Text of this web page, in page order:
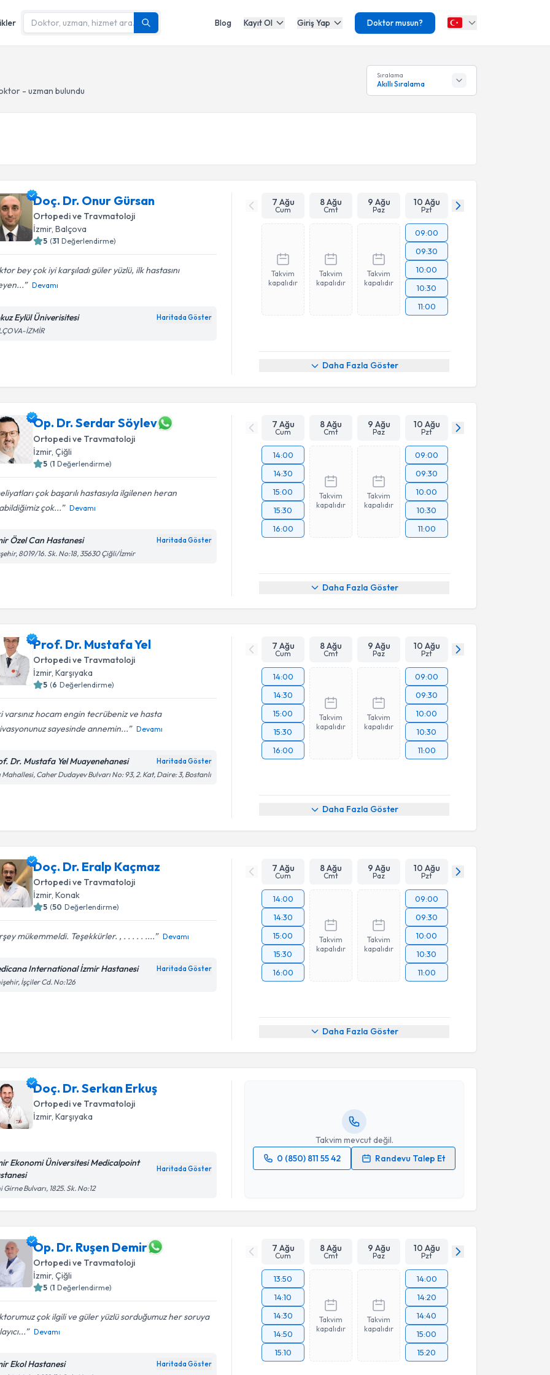
Blog Kayıt Ol Giriş Yap Doktor musun?
- uzman bulundu
Sıralama
Akıllı Sıralama
Doç. Dr. Onur Gürsan
Ortopedi ve Travmatoloji
İzmir, Balçova
5 (31 Değerlendirme)
bey çok iyi karşıladı güler yüzlü, ilk hastasını
Devamı
Eylül Üniverisitesi Haritada Göster
İZMİR
7 Ağu
Cum
8 Ağu
Cmt
9 Ağu
Paz
10 Ağu
Pzt
Takvim
kapalıdır
Takvim
kapalıdır
Takvim
kapalıdır
09:00
09:30
10:00
10:30
11:00
Daha Fazla Göster
Op. Dr. Serdar Söylev
Ortopedi ve Travmatoloji
İzmir, Çiğli
5 (1 Değerlendirme)
çok başarılı hastasıyla ilgilenen heran
çok...
Devamı
Özel Can Hastanesi Haritada Göster
8019/16. Sk. No:18, 35630 Çiğli/İzmir
7 Ağu
Cum
8 Ağu
Cmt
9 Ağu
Paz
10 Ağu
Pzt
14:00
14:30
15:00
15:30
16:00
Takvim
kapalıdır
Takvim
kapalıdır
09:00
09:30
10:00
10:30
11:00
Daha Fazla Göster
Prof. Dr. Mustafa Yel
Ortopedi ve Travmatoloji
İzmir, Karşıyaka
5 (6 Değerlendirme)
varsınız hocam engin tecrübeniz ve hasta
sayesinde annemin...
Devamı
Dr. Mustafa Yel Muayenehanesi Haritada Göster
Mahallesi, Caher Dudayev Bulvarı No: 93, 2. Kat, Daire: 3, Bostanlı
7 Ağu
Cum
8 Ağu
Cmt
9 Ağu
Paz
10 Ağu
Pzt
14:00
14:30
15:00
15:30
16:00
Takvim
kapalıdır
Takvim
kapalıdır
09:00
09:30
10:00
10:30
11:00
Daha Fazla Göster
Doç. Dr. Eralp Kaçmaz
Ortopedi ve Travmatoloji
İzmir, Konak
5 (50 Değerlendirme)
mükemmeldi. Teşekkürler. , . . . . . .... Devamı
International İzmir Hastanesi Haritada Göster
İşçiler Cd. No:126
7 Ağu
Cum
8 Ağu
Cmt
9 Ağu
Paz
10 Ağu
Pzt
14:00
14:30
15:00
15:30
16:00
Takvim
kapalıdır
Takvim
kapalıdır
09:00
09:30
10:00
10:30
11:00
Daha Fazla Göster
Doç. Dr. Serkan Erkuş
Ortopedi ve Travmatoloji
İzmir, Karşıyaka
Ekonomi Üniversitesi Medicalpoint
Haritada Göster
Girne Bulvarı, 1825. Sk. No:12
Takvim mevcut değil.
0 (850) 811 55 42
Randevu Talep Et
Randevu Takvimi Talebi
Doç. Dr. Serkan Erkuşiçin randevu takvimi talebi oluşturun.
Size bu uzmandan randevu almanız için bir takvim
Op. Dr. Ruşen Demir
Ortopedi ve Travmatoloji
İzmir, Çiğli
5 (1 Değerlendirme)
çok ilgili ve güler yüzlü sorduğumuz her soruya
Devamı
Ekol Hastanesi Haritada Göster
7 Ağu
Cum
8 Ağu
Cmt
9 Ağu
Paz
10 Ağu
Pzt
13:50
14:10
14:30
14:50
15:10
Takvim
kapalıdır
Takvim
kapalıdır
14:00
14:20
14:40
15:00
15:20